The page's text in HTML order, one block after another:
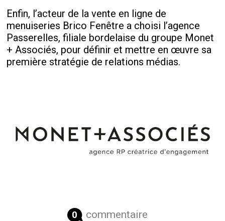
Enfin, l’acteur de la vente en ligne de
menuiseries Brico Fenêtre a choisi l’agence
Passerelles, filiale bordelaise du groupe Monet
+ Associés, pour définir et mettre en œuvre sa
première stratégie de relations médias.
0 commentaire